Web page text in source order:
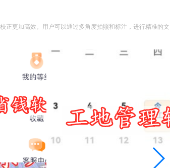
正更加高效。用户可以通过多角度拍照和标注，进行精准的文